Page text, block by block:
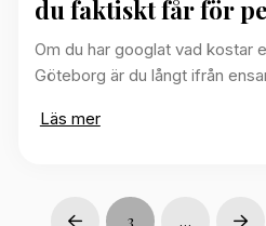
du faktiskt får för
Om du har googlat vad kostar
Göteborg är du långt ifrån
Läs mer
3 …